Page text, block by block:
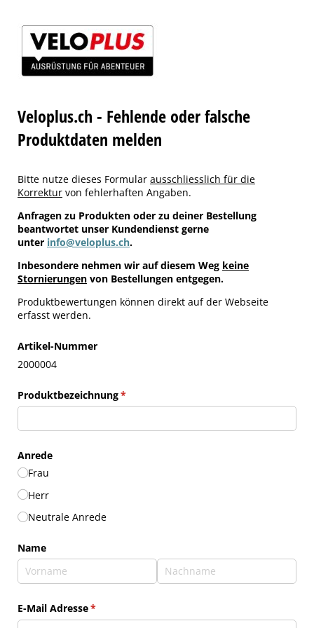
Veloplus.ch - Fehlende oder falsche
Produktdaten melden
Bitte nutze dieses Formular ausschliesslich für die
Korrektur von fehlerhaften Angaben.
Anfragen zu Produkten oder zu deiner Bestellung
beantwortet unser Kundendienst gerne
unter info@veloplus.ch.
Inbesondere nehmen wir auf diesem Weg keine
Stornierungen von Bestellungen entgegen.
Produktbewertungen können direkt auf der Webseite
erfasst werden.
Artikel-Nummer
2000004
Produktbezeichnung*
(erforderlich)
Anrede
Frau
Herr
Neutrale Anrede
Name
E-Mail Adresse*
(erforderlich)